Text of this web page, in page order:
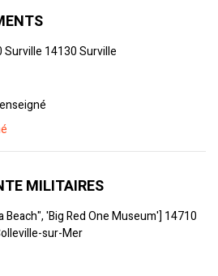
14130 Surville
MILITAIRES
Beach", 'Big Red One Museum'] 14710
sur-Mer